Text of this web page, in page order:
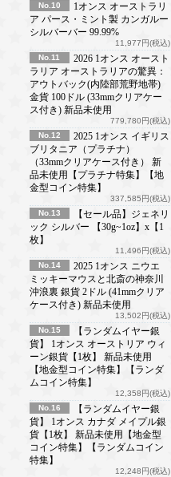
No.10
1オンス オーストラリ
ア パース・ミント製 カンガルー
シルバーバー 99.99%
11,977円(税込)
No.11
2026 1オンス オースト
ラリア オーストラリアの驚異：
アウトバック(内陸部荒野地帯)
金貨 100ドル (33mmクリアケー
ス付き) 新品未使用
779,780円(税込)
No.12
2025 1オンス イギリス
ブリタニア（プラチナ）
（33mmクリアケース付き） 新
品未使用【プラチナ特集】【地
金型コイン特集】
337,585円(税込)
No.13
【セール品】ジェネリ
ック シルバー 【30g~1oz】x【1
枚】
11,496円(税込)
No.14
2025 1オンス ニウエ
ミッキーマウスと北斎の神奈川
沖浪裏 銀貨 2ドル (41mmクリア
ケース付き) 新品未使用
13,502円(税込)
No.15
【ランダムイヤー銀
貨】 1オンス オーストリア ウィ
ーン銀貨【1枚】 新品未使用
【地金型コイン特集】【ランダ
ムコイン特集】
12,358円(税込)
No.16
【ランダムイヤー銀
貨】 1オンス カナダ メイプル銀
貨【1枚】 新品未使用【地金型
コイン特集】【ランダムコイン
特集】
12,248円(税込)